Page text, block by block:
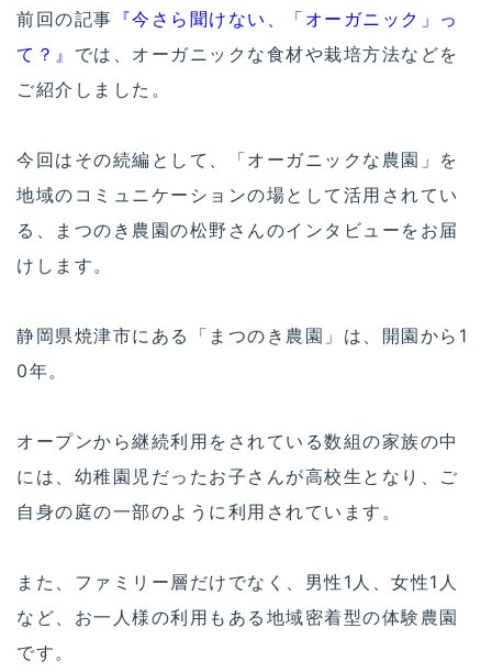
前回の記事 『今さら聞けない、「オーガニック」っ
て？』 では、オーガニックな食材や栽培方法などを
ご紹介しました。
今回はその続編として、「オーガニックな農園」を
地域のコミュニケーションの場として活用されてい
る、まつのき農園の松野さんのインタビューをお届
けします。
静岡県焼津市にある「まつのき農園」は、開園から1
0年。
オープンから継続利用をされている数組の家族の中
には、幼稚園児だったお子さんが高校生となり、ご
自身の庭の一部のように利用されています。
また、ファミリー層だけでなく、男性1人、女性1人
など、お一人様の利用もある地域密着型の体験農園
です。